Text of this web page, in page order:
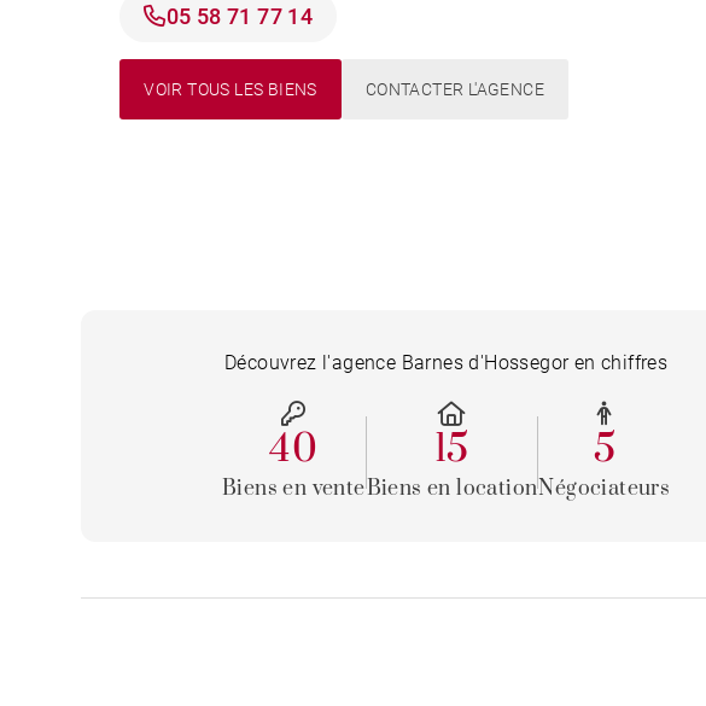
05 58 71 77 14
VOIR TOUS LES BIENS CONTACTER L'AGENCE
Découvrez l'agence Barnes d'Hossegor en chiffres
40
Biens en vente
15
Biens en location
5
Négociateurs